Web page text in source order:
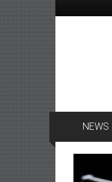
NEWS